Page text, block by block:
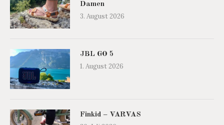
Damen
3. August 2026
JBL GO 5
1. August 2026
Finkid – VARVAS